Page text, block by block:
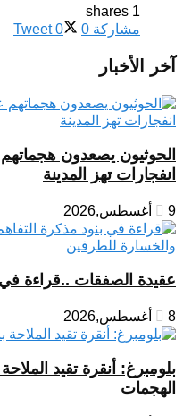
1 shares
مشاركة 0
Tweet 0
آخر الأخبار
انفجارات تهز المدينة
9 أغسطس,2026
عقيدة الصفقات ..قراءة
8 أغسطس,2026
بلومبرغ: أنقرة تقيد
الهجمات